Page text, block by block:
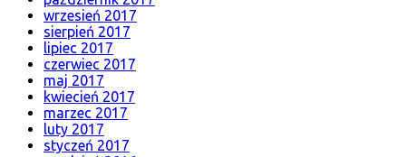
wrzesień 2017
sierpień 2017
lipiec 2017
czerwiec 2017
maj 2017
kwiecień 2017
marzec 2017
luty 2017
styczeń 2017